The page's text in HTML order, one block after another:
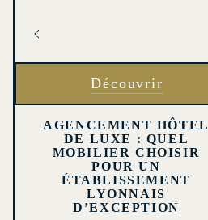
Découvrir
AGENCEMENT HÔTEL
DE LUXE : QUEL
MOBILIER CHOISIR
POUR UN
ÉTABLISSEMENT
LYONNAIS
D’EXCEPTION